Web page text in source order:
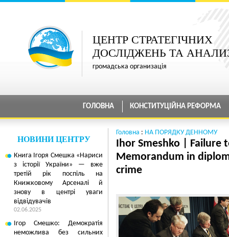
ЦЕНТР СТРАТЕГІЧНИХ
ДОСЛІДЖЕНЬ ТА
громадська организація
ГОЛОВНА КОНСТИТУЦІЙНА РЕФОРМА
НОВИНИ ЦЕНТРУ
Книга Ігоря Смешка «Нариси
з історії України» — вже
третій рік поспіль на
Книжковому Арсеналі й
знову в центрі уваги
відвідувачів
02.06.2025
Ігор Смешко: Демократія
неможлива без сильних
Головна : НА ПОРЯДКУ ДЕННОМУ
Ihor Smeshko | Failure
Memorandum in
crime